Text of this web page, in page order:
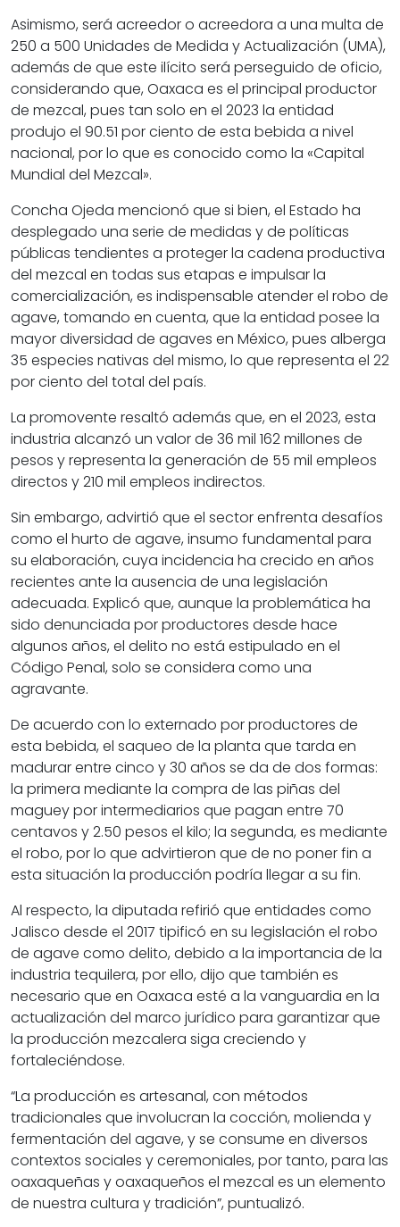
Asimismo, será acreedor o acreedora a una multa de
250 a 500 Unidades de Medida y Actualización (UMA),
además de que este ilícito será perseguido de oficio,
considerando que, Oaxaca es el principal productor
de mezcal, pues tan solo en el 2023 la entidad
produjo el 90.51 por ciento de esta bebida a nivel
nacional, por lo que es conocido como la «Capital
Mundial del Mezcal».
Concha Ojeda mencionó que si bien, el Estado ha
desplegado una serie de medidas y de políticas
públicas tendientes a proteger la cadena productiva
del mezcal en todas sus etapas e impulsar la
comercialización, es indispensable atender el robo de
agave, tomando en cuenta, que la entidad posee la
mayor diversidad de agaves en México, pues alberga
35 especies nativas del mismo, lo que representa el 22
por ciento del total del país.
La promovente resaltó además que, en el 2023, esta
industria alcanzó un valor de 36 mil 162 millones de
pesos y representa la generación de 55 mil empleos
directos y 210 mil empleos indirectos.
Sin embargo, advirtió que el sector enfrenta desafíos
como el hurto de agave, insumo fundamental para
su elaboración, cuya incidencia ha crecido en años
recientes ante la ausencia de una legislación
adecuada. Explicó que, aunque la problemática ha
sido denunciada por productores desde hace
algunos años, el delito no está estipulado en el
Código Penal, solo se considera como una
agravante.
De acuerdo con lo externado por productores de
esta bebida, el saqueo de la planta que tarda en
madurar entre cinco y 30 años se da de dos formas:
la primera mediante la compra de las piñas del
maguey por intermediarios que pagan entre 70
centavos y 2.50 pesos el kilo; la segunda, es mediante
el robo, por lo que advirtieron que de no poner fin a
esta situación la producción podría llegar a su fin.
Al respecto, la diputada refirió que entidades como
Jalisco desde el 2017 tipificó en su legislación el robo
de agave como delito, debido a la importancia de la
industria tequilera, por ello, dijo que también es
necesario que en Oaxaca esté a la vanguardia en la
actualización del marco jurídico para garantizar que
la producción mezcalera siga creciendo y
fortaleciéndose.
“La producción es artesanal, con métodos
tradicionales que involucran la cocción, molienda y
fermentación del agave, y se consume en diversos
contextos sociales y ceremoniales, por tanto, para las
oaxaqueñas y oaxaqueños el mezcal es un elemento
de nuestra cultura y tradición”, puntualizó.